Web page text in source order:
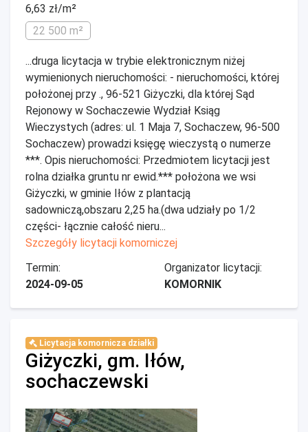
6,63 zł/m²
22 500 m²
...druga licytacja w trybie elektronicznym niżej
wymienionych nieruchomości: - nieruchomości, której
położonej przy ., 96-521 Giżyczki, dla której Sąd
Rejonowy w Sochaczewie Wydział Ksiąg
Wieczystych (adres: ul. 1 Maja 7, Sochaczew, 96-500
Sochaczew) prowadzi księgę wieczystą o numerze
***. Opis nieruchomości: Przedmiotem licytacji jest
rolna działka gruntu nr ewid.*** położona we wsi
Giżyczki, w gminie Iłów z plantacją
sadowniczą,obszaru 2,25 ha.(dwa udziały po 1/2
części- łącznie całość nieru...
Szczegóły licytacji komorniczej
Termin:
2024-09-05
Organizator licytacji:
KOMORNIK
Licytacja komornicza działki
Giżyczki, gm. Iłów,
sochaczewski